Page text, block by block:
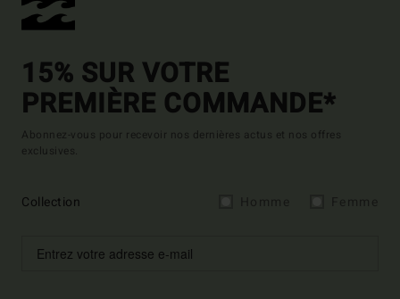
15% SUR VOTRE
PREMIÈRE COMMANDE*
Abonnez-vous pour recevoir nos dernières actus et nos offres
exclusives.
Collection